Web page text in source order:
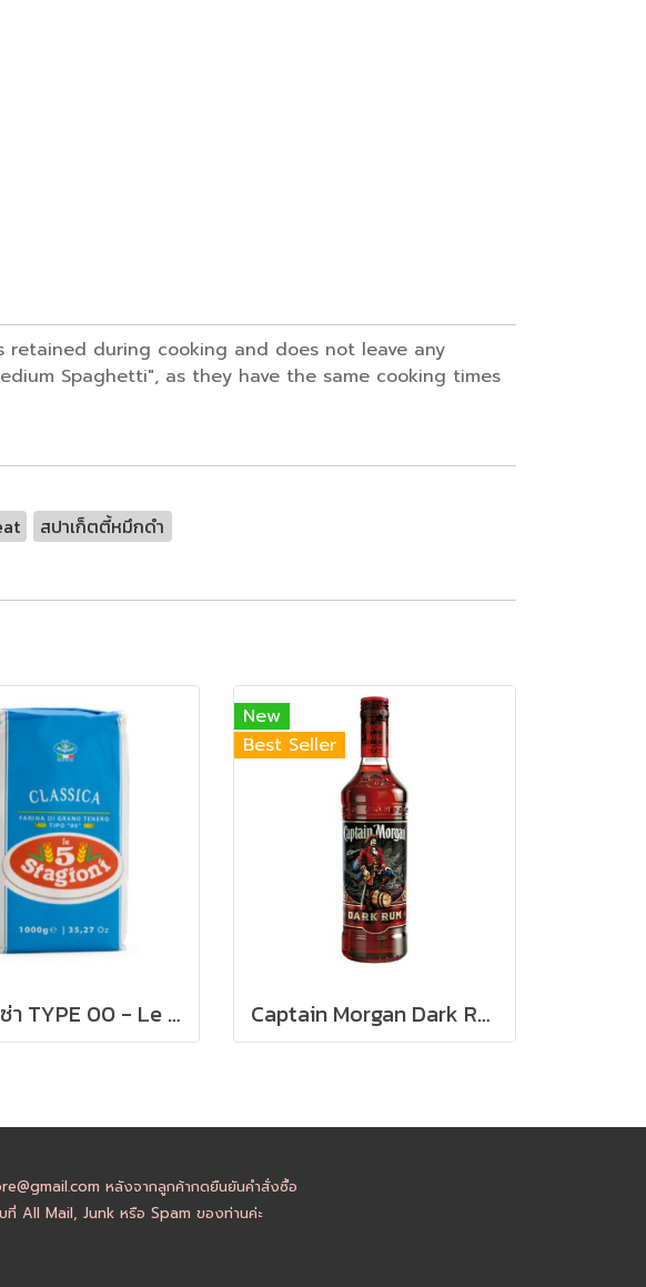
during cooking and does not leave any
Spaghetti", as they have the same cooking times
สปาเก็ตตี้หมึกดำ
แป้งพิซซ่า TYPE 00 - Le 5 Stagioni CLASSICA PIZZA FLOUR 1kg.
New
Best Seller
Captain Morgan Dark Rum - เลือกขนาดบรรจุ
หลังจากลูกค้ากดยืนยันคำสั่งซื้อ
All Mail, Junk หรือ Spam ของท่านค่ะ